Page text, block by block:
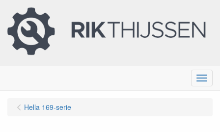
Menu
Hella 169-serie